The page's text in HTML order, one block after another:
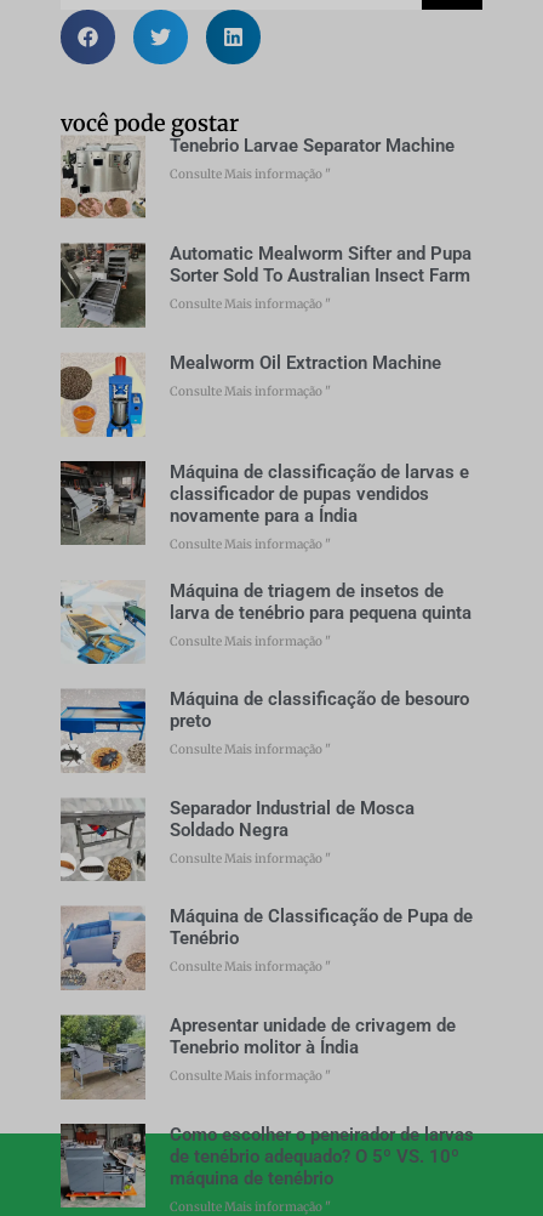
você pode gostar
Tenebrio Larvae Separator Machine
Consulte Mais informação "
Automatic Mealworm Sifter and Pupa
Sorter Sold To Australian Insect Farm
Consulte Mais informação "
Mealworm Oil Extraction Machine
Consulte Mais informação "
Máquina de classificação de larvas e
classificador de pupas vendidos
novamente para a Índia
Consulte Mais informação "
Máquina de triagem de insetos de
larva de tenébrio para pequena quinta
Consulte Mais informação "
Máquina de classificação de besouro
preto
Consulte Mais informação "
Separador Industrial de Mosca
Soldado Negra
Consulte Mais informação "
Máquina de Classificação de Pupa de
Tenébrio
Consulte Mais informação "
Apresentar unidade de crivagem de
Tenebrio molitor à Índia
Consulte Mais informação "
Como escolher o peneirador de larvas
de tenébrio adequado? O 5º VS. 10º
máquina de tenébrio
Consulte Mais informação "